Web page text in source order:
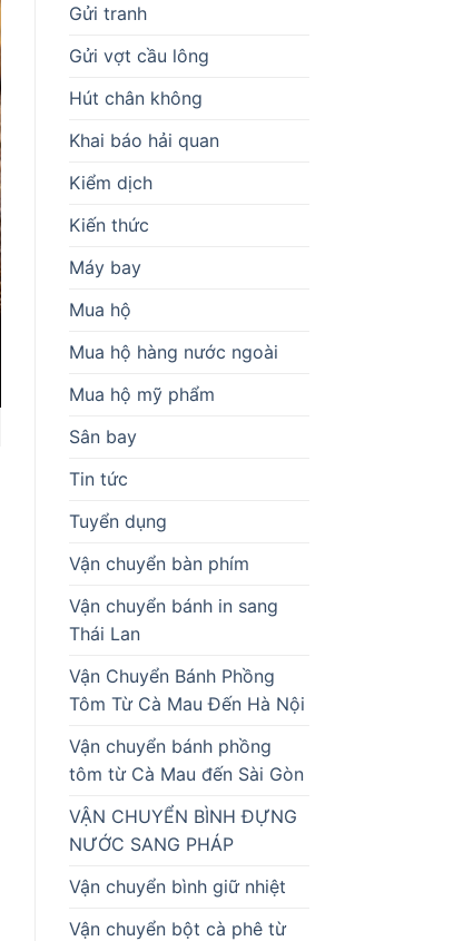
Gửi tranh
Gửi vợt cầu lông
Hút chân không
Khai báo hải quan
Kiểm dịch
Kiến thức
Máy bay
Mua hộ
Mua hộ hàng nước ngoài
Mua hộ mỹ phẩm
Sân bay
Tin tức
Tuyển dụng
Vận chuyển bàn phím
Vận chuyển bánh in sang
Thái Lan
Vận Chuyển Bánh Phồng
Tôm Từ Cà Mau Đến Hà Nội
Vận chuyển bánh phồng
tôm từ Cà Mau đến Sài Gòn
VẬN CHUYỂN BÌNH ĐỰNG
NƯỚC SANG PHÁP
Vận chuyển bình giữ nhiệt
Vận chuyển bột cà phê từ